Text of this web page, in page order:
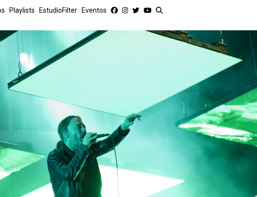
Playlists EstudioFilter Eventos